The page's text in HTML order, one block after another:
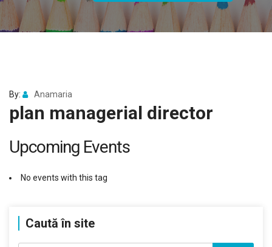
By: Anamaria
plan managerial director
Upcoming Events
No events with this tag
Caută în site